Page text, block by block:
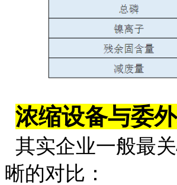
浓缩设备与委
其实企业一般最
晰的对比：